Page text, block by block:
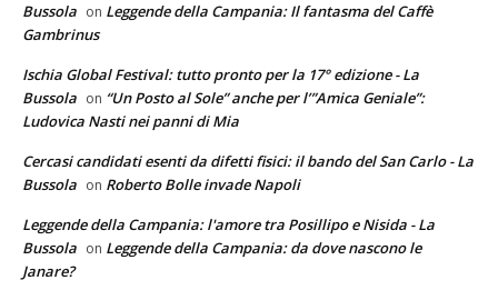
Bussola on Leggende della Campania: Il fantasma del Caffè
Gambrinus
Ischia Global Festival: tutto pronto per la 17° edizione - La
Bussola on “Un Posto al Sole” anche per l’”Amica Geniale”:
Ludovica Nasti nei panni di Mia
Cercasi candidati esenti da difetti fisici: il bando del San Carlo - La
Bussola on Roberto Bolle invade Napoli
Leggende della Campania: l'amore tra Posillipo e Nisida - La
Bussola on Leggende della Campania: da dove nascono le
Janare?